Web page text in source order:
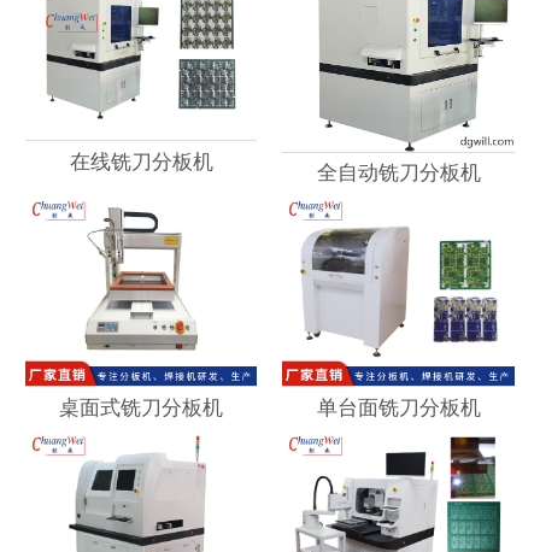
在线铣刀分板机 全自动铣刀分板机
桌面式铣刀分板机 单台面铣刀分板机